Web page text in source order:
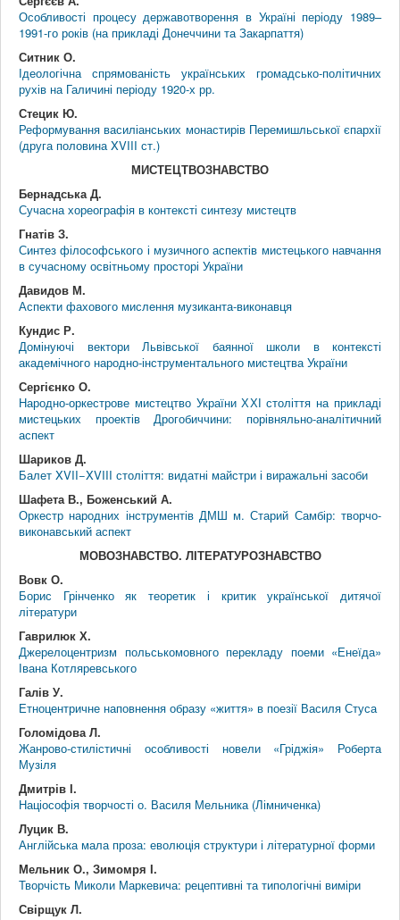
Особливості процесу державотворення в Україні періоду 1989–
1991-го років (на прикладі Донеччини та Закарпаття)
Ситник О.
Ідеологічна спрямованість українських громадсько-політичних
рухів на Галичині періоду 1920-х рр.
Стецик Ю.
Реформування василіанських монастирів Перемишльської єпархії
(друга половина XVIII ст.)
МИСТЕЦТВОЗНАВСТВО
Бернадська Д.
Сучасна хореографія в контексті синтезу мистецтв
Гнатів З.
Синтез філософського і музичного аспектів мистецького навчання
в сучасному освітньому просторі України
Давидов М.
Аспекти фахового мислення музиканта-виконавця
Кундис Р.
Домінуючі вектори Львівської баянної школи в контексті
академічного народно-інструментального мистецтва України
Сергієнко О.
Народно-оркестрове мистецтво України ХХІ століття на прикладі
мистецьких проектів Дрогобиччини: порівняльно-аналітичний
аспект
Шариков Д.
Балет XVII−XVIII століття: видатні майстри і виражальні засоби
Шафета В., Боженський А.
Оркестр народних інструментів ДМШ м. Старий Самбір: творчо-
виконавський аспект
МОВОЗНАВСТВО. ЛІТЕРАТУРОЗНАВСТВО
Вовк О.
Борис Грінченко як теоретик і критик української дитячої
літератури
Гаврилюк Х.
Джерелоцентризм польськомовного перекладу поеми «Енеїда»
Івана Котляревського
Галів У.
Етноцентричне наповнення образу «життя» в поезії Василя Стуса
Голомідова Л.
Жанрово-стилістичні особливості новели «Гріджія» Роберта
Музіля
Дмитрів І.
Націософія творчості о. Василя Мельника (Лімниченка)
Луцик В.
Англійська мала проза: еволюція структури і літературної форми
Мельник О., Зимомря І.
Творчість Миколи Маркевича: рецептивні та типологічні виміри
Свірщук Л.